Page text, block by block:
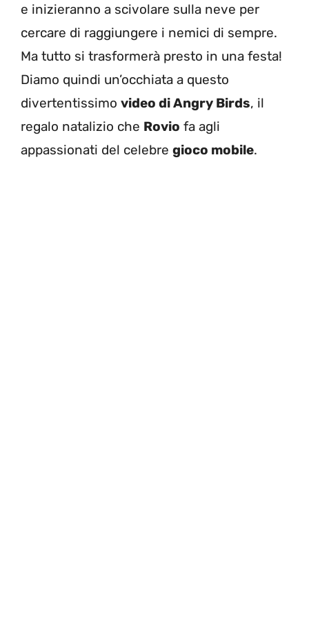
e inizieranno a scivolare sulla neve per
cercare di raggiungere i nemici di sempre.
Ma tutto si trasformerà presto in una festa!
Diamo quindi un’occhiata a questo
divertentissimo video di Angry Birds, il
regalo natalizio che Rovio fa agli
appassionati del celebre gioco mobile.